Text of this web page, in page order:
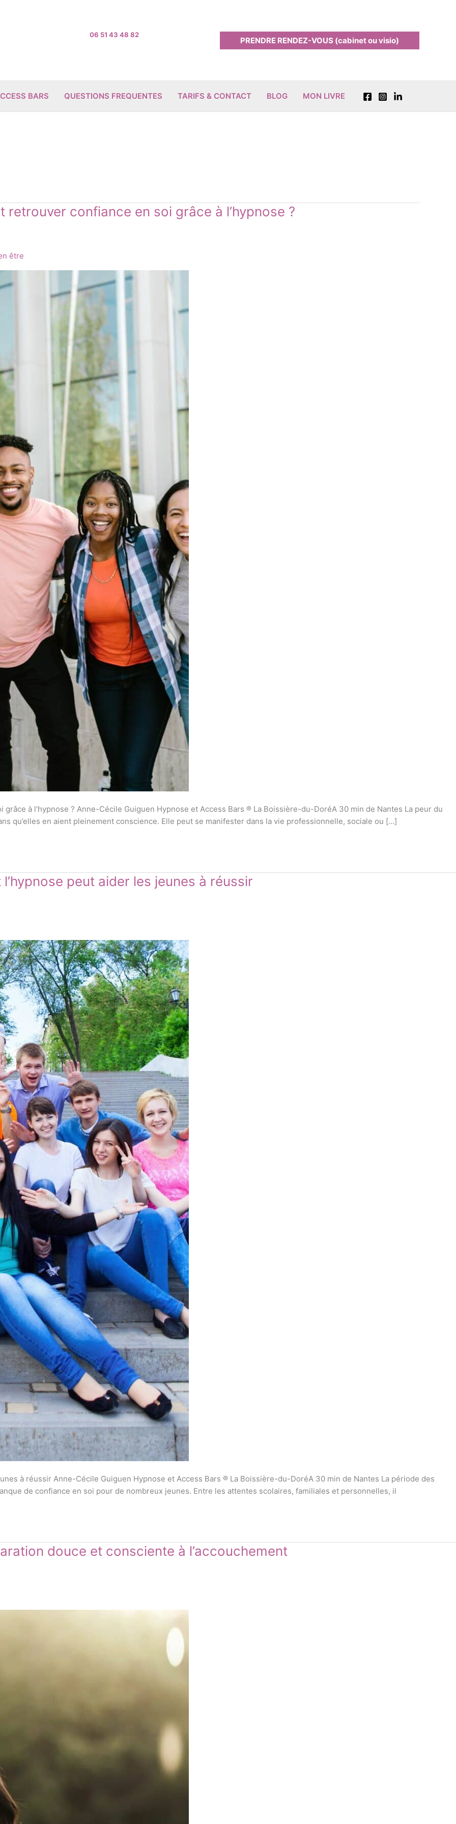
06 51 43 48 82
PRENDRE RENDEZ-VOUS (cabinet ou visio)
BARS QUESTIONS FREQUENTES TARIFS & CONTACT BLOG MON LIVRE
confiance en soi grâce à l’hypnose ?
être
à l’hypnose ? Anne-Cécile Guiguen Hypnose et Access Bars ® La Boissière-du-DoréA 30 min de Nantes La peur du
qu’elles en aient pleinement conscience. Elle peut se manifester dans la vie professionnelle, sociale ou […]
peut aider les jeunes à réussir
à réussir Anne-Cécile Guiguen Hypnose et Access Bars ® La Boissière-du-DoréA 30 min de Nantes La période des
de confiance en soi pour de nombreux jeunes. Entre les attentes scolaires, familiales et personnelles, il
douce et consciente à l’accouchement